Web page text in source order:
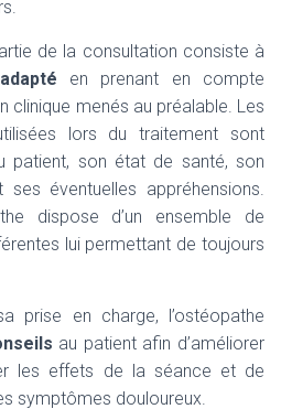
de la consultation consiste à
en prenant en compte
clinique menés au préalable. Les
lors du traitement sont
patient, son état de santé, son
éventuelles appréhensions.
dispose d’un ensemble de
lui permettant de toujours
prise en charge, l’ostéopathe
au patient afin d’améliorer
les effets de la séance et de
symptômes douloureux.